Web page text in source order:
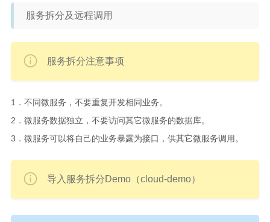
服务拆分及远程调用
服务拆分注意事项
1．不同微服务，不要重复开发相同业务。
2．微服务数据独立，不要访问其它微服务的数据库。
3．微服务可以将自己的业务暴露为接口，供其它微服务调用。
导入服务拆分Demo（cloud-demo）